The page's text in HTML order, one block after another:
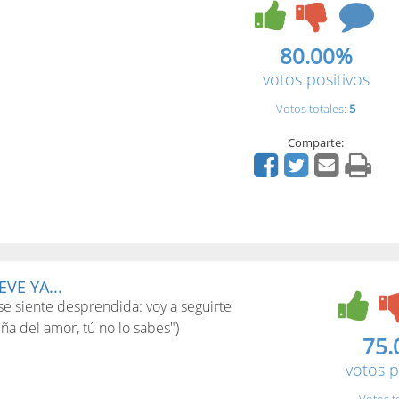
80.00%
votos positivos
Votos totales:5
Comparte:
YA...
siente desprendida: voy a seguirte
del amor, tú no lo sabes")
votos